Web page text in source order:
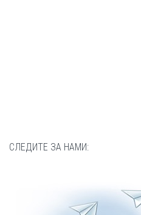
СЛЕДИТЕ ЗА НАМИ: